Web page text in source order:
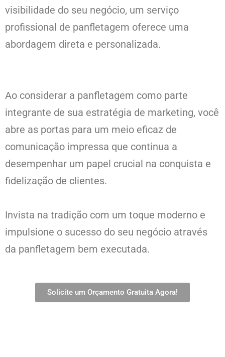
visibilidade do seu negócio, um serviço
profissional de panfletagem oferece uma
abordagem direta e personalizada.
Ao considerar a panfletagem como parte
integrante de sua estratégia de marketing, você
abre as portas para um meio eficaz de
comunicação impressa que continua a
desempenhar um papel crucial na conquista e
fidelização de clientes.
Invista na tradição com um toque moderno e
impulsione o sucesso do seu negócio através
da panfletagem bem executada.
Solicite um Orçamento Gratuita Agora!